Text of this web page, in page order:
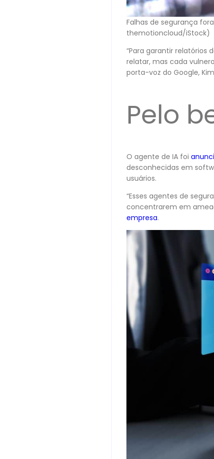
Falhas de segurança
themotioncloud/iStock)
“Para garantir relatórios
relatar, mas cada
porta-voz do Google,
Pelo
O agente de IA foi
desconhecidas em
usuários.
“Esses agentes de
concentrarem em
empresa.